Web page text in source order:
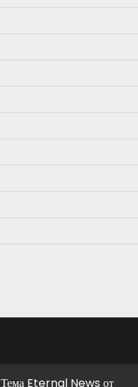
Тема Eternal News от